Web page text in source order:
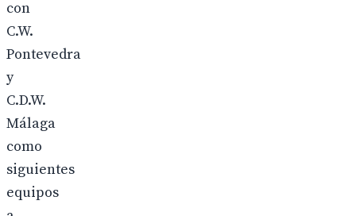
con
C.W.
Pontevedra
y
C.D.W.
Málaga
como
siguientes
equipos